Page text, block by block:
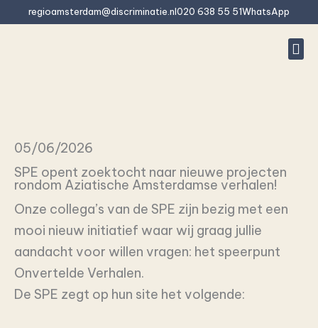
regioamsterdam@discriminatie.nl020 638 55 51WhatsApp
05/06/2026
SPE opent zoektocht naar nieuwe projecten
rondom Aziatische Amsterdamse verhalen!
Onze collega’s van de SPE zijn bezig met een
mooi nieuw initiatief waar wij graag jullie
aandacht voor willen vragen: het speerpunt
Onvertelde Verhalen.
De SPE zegt op hun site het volgende: